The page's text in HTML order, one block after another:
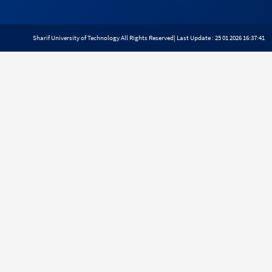
Sharif University of Technology All Rights Reserved| Last Update : 25 01 2026 16:37:41